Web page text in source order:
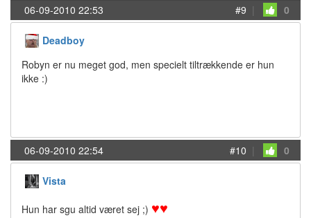
06-09-2010 22:53 #9 | 0
Deadboy
Robyn er nu meget god, men specielt tiltrækkende er hun
ikke :)
06-09-2010 22:54 #10 | 0
Vista
Hun har sgu altid været sej ;) ♥♥